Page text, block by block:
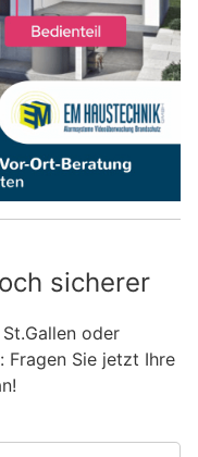
sicherer
oder
Fragen Sie jetzt Ihre